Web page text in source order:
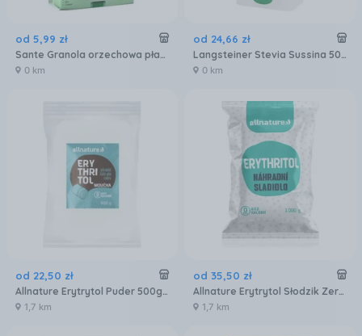
od 5,99 zł
Sante Granola orzechowa płatki 350g
0 km
od 24,66 zł
Langsteiner Stevia Sussina 500 Tabletek
0 km
od 22,50 zł
Allnature Erytrytol Puder 500g Słodzik Zero Kalorii
1,7 km
od 35,50 zł
Allnature Erytrytol Słodzik Zero Kalorii 1kg
1,7 km